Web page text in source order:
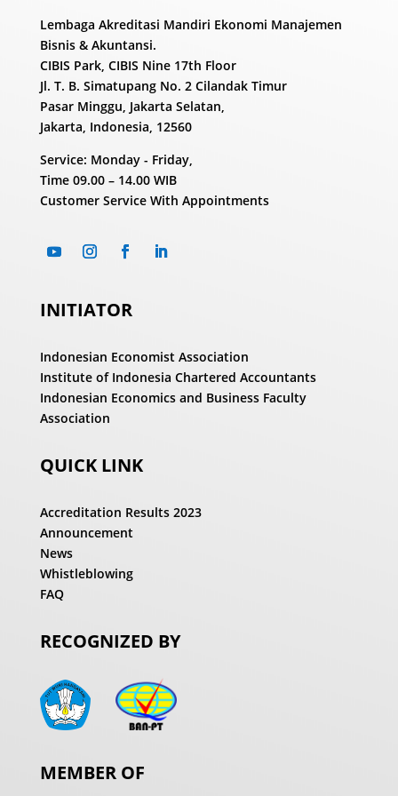
Lembaga Akreditasi Mandiri Ekonomi Manajemen
Bisnis & Akuntansi.
CIBIS Park, CIBIS Nine 17th Floor
Jl. T. B. Simatupang No. 2 Cilandak Timur
Pasar Minggu, Jakarta Selatan,
Jakarta, Indonesia, 12560
Service: Monday - Friday,
Time 09.00 – 14.00 WIB
Customer Service With Appointments
INITIATOR
Indonesian Economist Association
Institute of Indonesia Chartered Accountants
Indonesian Economics and Business Faculty
Association
QUICK LINK
Accreditation Results 2023
Announcement
News
Whistleblowing
FAQ
RECOGNIZED BY
MEMBER OF